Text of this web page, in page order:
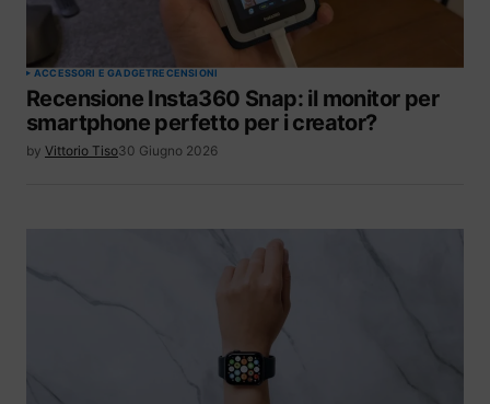
ACCESSORI E GADGETRECENSIONI
Recensione Insta360 Snap: il monitor per
smartphone perfetto per i creator?
by Vittorio Tiso30 Giugno 2026